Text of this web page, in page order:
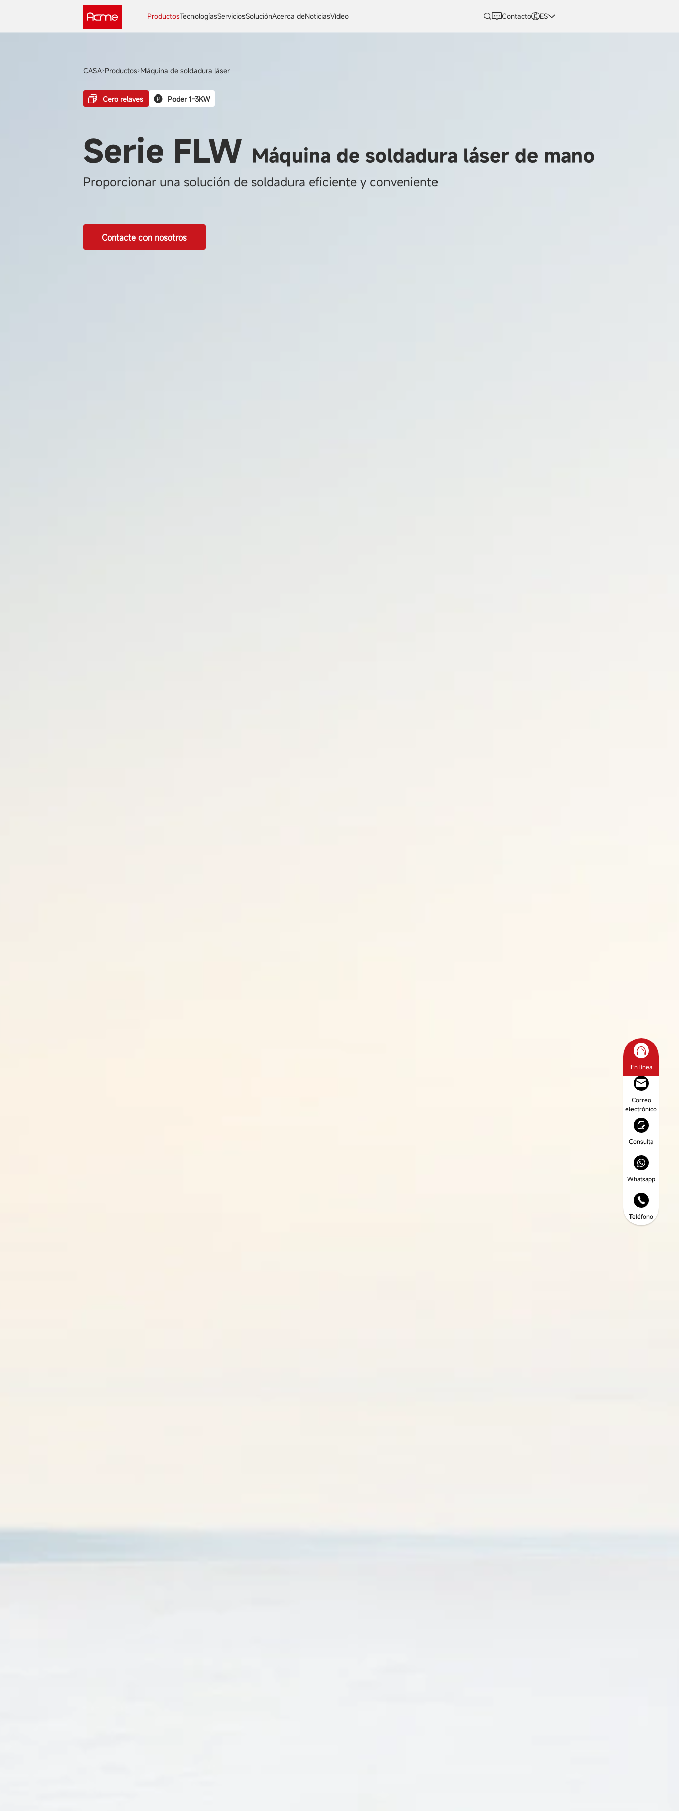
ProductosTecnologíasServiciosSoluciónAcerca deNoticiasVídeo Contacto ES
CASA Productos Máquina de soldadura láser
Cero relaves Poder 1-3KW
Serie FLW Máquina de soldadura láser de mano
Proporcionar una solución de soldadura eficiente y conveniente
Contacte con nosotros
En línea
Correo
electrónico
Consulta
Whatsapp
Teléfono